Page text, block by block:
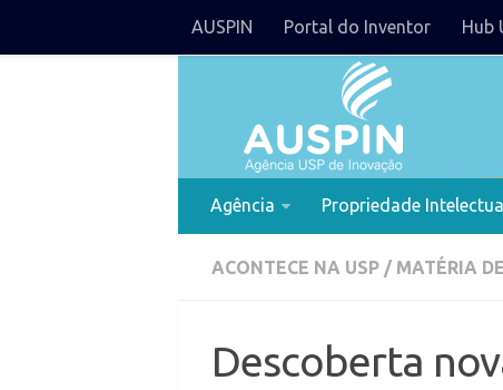
AUSPIN Portal do Inventor Hub
Agência Propriedade
ACONTECE NA USP / MATÉRIA
Descoberta